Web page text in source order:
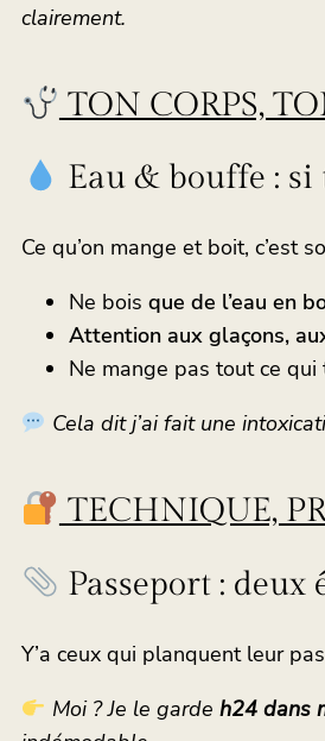
clairement.
TON CORPS,
Eau & bouffe :
Ce qu’on mange et boit, c’est
Ne bois que de l’eau en
Attention aux glaçons,
Ne mange pas tout ce qui
Cela dit j’ai fait une
TECHNIQUE,
Passeport : deux
Y’a ceux qui planquent leur
Moi ? Je le garde h24 dans